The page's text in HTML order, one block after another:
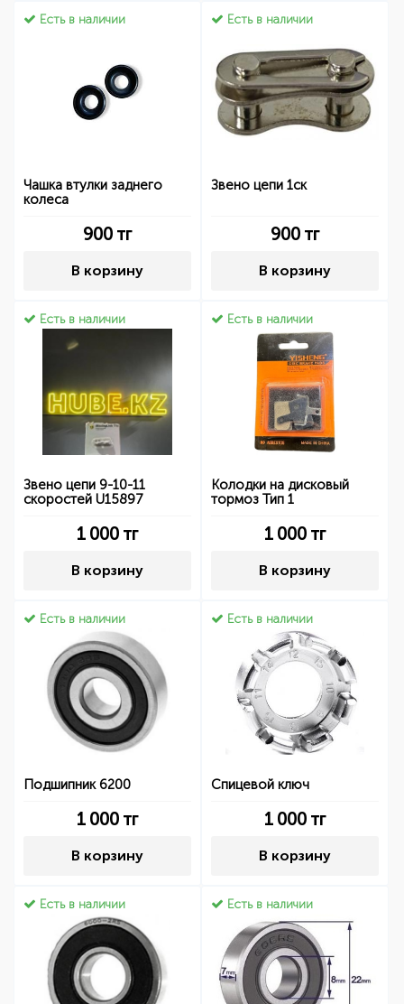
Есть в наличии
Чашка втулки заднего
колеса
900 тг
В корзину
Есть в наличии
Звено цепи 1ск
900 тг
В корзину
Есть в наличии
Звено цепи 9-10-11
скоростей U15897
1 000 тг
В корзину
Есть в наличии
Колодки на дисковый
тормоз Тип 1
1 000 тг
В корзину
Есть в наличии
Подшипник 6200
1 000 тг
В корзину
Есть в наличии
Спицевой ключ
1 000 тг
В корзину
Есть в наличии Есть в наличии